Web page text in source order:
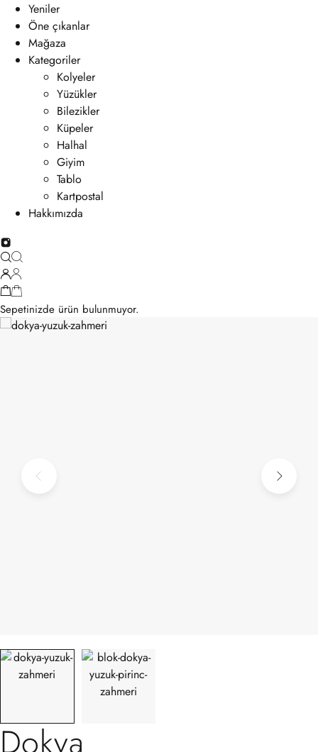
Yeniler
Öne çıkanlar
Mağaza
Kategoriler
Kolyeler
Yüzükler
Bilezikler
Küpeler
Halhal
Giyim
Tablo
Kartpostal
Hakkımızda
Sepetinizde ürün bulunmuyor.
Dokya